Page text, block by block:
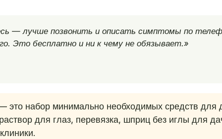
— лучше позвонить и описать симптомы по
Это бесплатно и ни к чему не обязывает.»
это набор минимально необходимых средств
для глаз, перевязка, шприц без иглы для